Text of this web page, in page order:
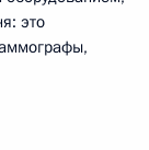
это